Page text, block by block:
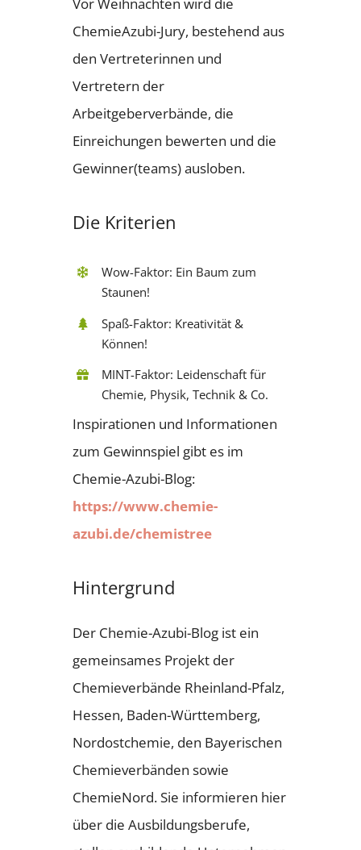
ChemieAzubi-Jury, bestehend aus
den Vertreterinnen und
Vertretern der
Arbeitgeberverbände, die
Einreichungen bewerten und die
Gewinner(teams) ausloben.
Die Kriterien
Wow-Faktor: Ein Baum zum
Staunen!
Spaß-Faktor: Kreativität &
Können!
MINT-Faktor: Leidenschaft für
Chemie, Physik, Technik & Co.
Inspirationen und Informationen
zum Gewinnspiel gibt es im
Chemie-Azubi-Blog:
https://www.chemie-
azubi.de/chemistree
Hintergrund
Der Chemie-Azubi-Blog ist ein
gemeinsames Projekt der
Chemieverbände Rheinland-Pfalz,
Hessen, Baden-Württemberg,
Nordostchemie, den Bayerischen
Chemieverbänden sowie
ChemieNord. Sie informieren hier
über die Ausbildungsberufe,